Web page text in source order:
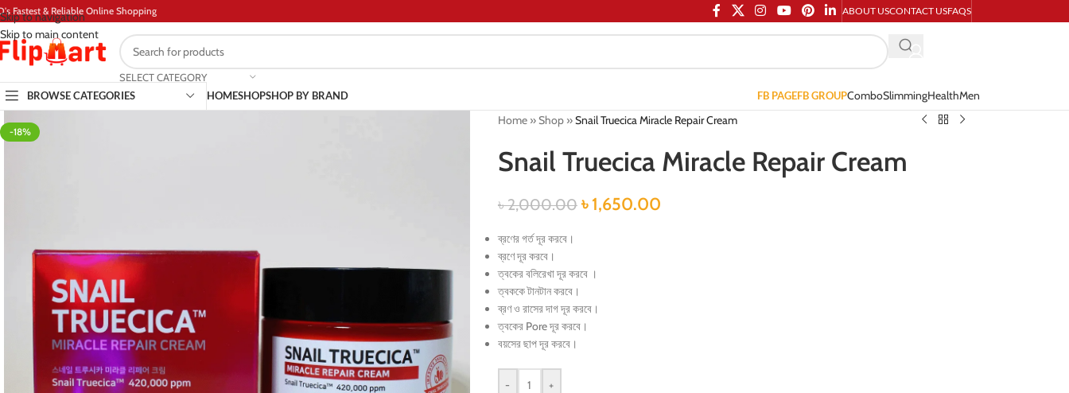
Skip to navigation
Skip to main content
Fastest & Reliable Online Shopping ABOUT USCONTACT USFAQS
SELECT CATEGORY
BROWSE CATEGORIES
HOMESHOPSHOP BY BRAND FB PAGEFB GROUPComboSlimmingHealthMen
-18%
Home»Shop»Snail Truecica Miracle Repair Cream
Snail Truecica Miracle Repair Cream
৳2,000.00 ৳1,650.00
ব্রণের গর্ত দূর করবে।
ব্রণে দূর করবে।
ত্বকের বলিরেখা দূর করবে ।
ত্বককে টানটান করবে।
ব্রণ ও রাসের দাগ দূর করবে।
ত্বকের Pore দূর করবে।
বয়সের ছাপ দূর করবে।
- +